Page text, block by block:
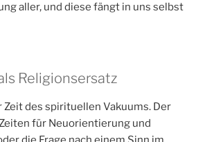
aller, und diese fängt in uns selbst
Religionsersatz
des spirituellen Vakuums. Der
für Neuorientierung und